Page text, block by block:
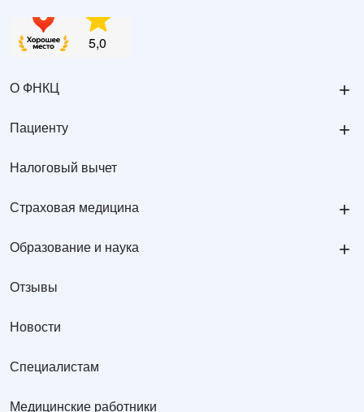
О ФНКЦ +
Пациенту +
Налоговый вычет
Страховая медицина +
Образование и наука +
Отзывы
Новости
Специалистам
Медицинские работники